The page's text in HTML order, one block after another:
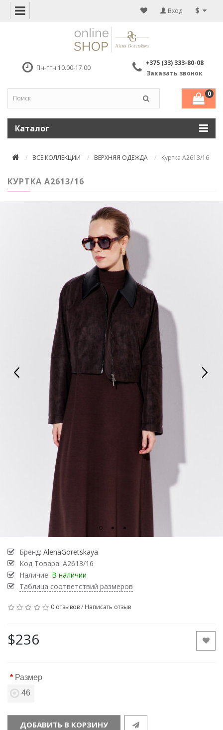
$
Вход
Пн-птн 10.00-17.00
+375 (33) 333-80-08
Заказать звонок
0
Каталог
ВСЕ КОЛЛЕКЦИИ ВЕРХНЯЯ ОДЕЖДА Куртка А2613/16
КУРТКА А2613/16
Бренд: AlenaGoretskaya
Код Товара: А2613/16
Наличие: В наличии
Таблица соответствий размеров
0 отзывов/ Написать отзыв
$236
Размер
46
ДОБАВИТЬ В КОРЗИНУ